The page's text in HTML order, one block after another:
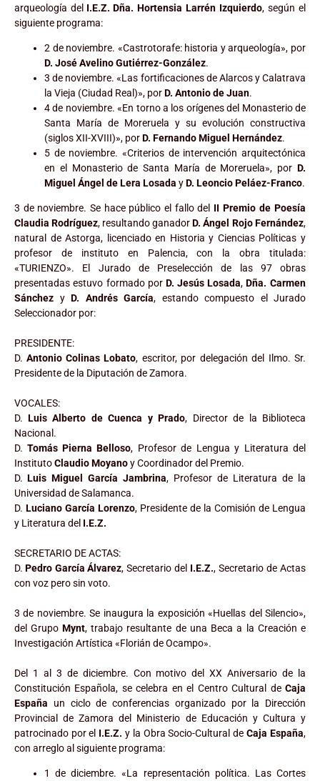
arqueología del I.E.Z. Dña. Hortensia Larrén Izquierdo, según el
siguiente programa:
2 de noviembre. «Castrotorafe: historia y arqueología», por
D. José Avelino Gutiérrez-González.
3 de noviembre. «Las fortificaciones de Alarcos y Calatrava
la Vieja (Ciudad Real)», porD. Antonio de Juan.
4 de noviembre. «En torno a los orígenes del Monasterio de
Santa María de Moreruela y su evolución constructiva
(siglos XII-XVIII)», porD. Fernando Miguel Hernández.
5 de noviembre. «Criterios de intervención arquitectónica
en el Monasterio de Santa María de Moreruela», por D.
Miguel Ángel de Lera Losada yD. Leoncio Peláez-Franco.
3 de noviembre. Se hace público el fallo del II Premio de Poesía
Claudia Rodríguez, resultando ganadorD. Ángel Rojo Fernández,
natural de Astorga, licenciado en Historia y Ciencias Políticas y
profesor de instituto en Palencia, con la obra titulada:
«TURIENZO». El Jurado de Preselección de las 97 obras
presentadas estuvo formado por D. Jesús Losada, Dña. Carmen
Sánchez y D. Andrés García, estando compuesto el Jurado
Seleccionador por:
PRESIDENTE:
D. Antonio Colinas Lobato, escritor, por delegación del Ilmo. Sr.
Presidente de la Diputación de Zamora.
VOCALES:
D. Luis Alberto de Cuenca y Prado, Director de la Biblioteca
Nacional.
D. Tomás Pierna Belloso, Profesor de Lengua y Literatura del
InstitutoClaudio Moyanoy Coordinador del Premio.
D. Luis Miguel García Jambrina, Profesor de Literatura de la
Universidad de Salamanca.
D. Luciano García Lorenzo, Presidente de la Comisión de Lengua
y Literatura del I.E.Z.
SECRETARIO DE ACTAS:
D. Pedro García Álvarez, Secretario del I.E.Z., Secretario de Actas
con voz pero sin voto.
3 de noviembre. Se inaugura la exposición «Huellas del Silencio»,
del Grupo Mynt, trabajo resultante de una Beca a la Creación e
Investigación Artística «Florián de Ocampo».
Del 1 al 3 de diciembre. Con motivo del XX Aniversario de la
Constitución Española, se celebra en el Centro Cultural de Caja
España un ciclo de conferencias organizado por la Dirección
Provincial de Zamora del Ministerio de Educación y Cultura y
patrocinado por el I.E.Z. y la Obra Socio-Cultural de Caja España,
con arreglo al siguiente programa:
1 de diciembre. «La representación política. Las Cortes